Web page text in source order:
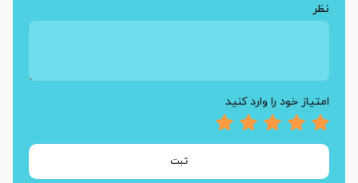
نظر
امتیاز خود را وارد کنید
ثبت